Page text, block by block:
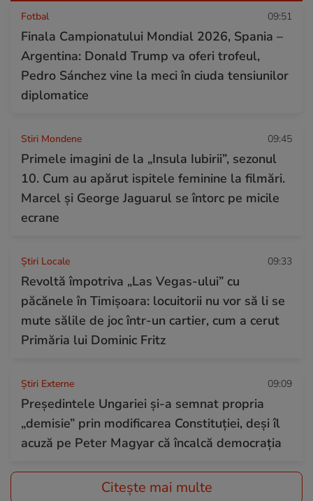
Fotbal 09:51
Finala Campionatului Mondial 2026, Spania –
Argentina: Donald Trump va oferi trofeul,
Pedro Sánchez vine la meci în ciuda tensiunilor
diplomatice
Stiri Mondene 09:45
Primele imagini de la „Insula Iubirii”, sezonul
10. Cum au apărut ispitele feminine la filmări.
Marcel și George Jaguarul se întorc pe micile
ecrane
Știri Locale 09:33
Revoltă împotriva „Las Vegas-ului” cu
păcănele în Timișoara: locuitorii nu vor să li se
mute sălile de joc într-un cartier, cum a cerut
Primăria lui Dominic Fritz
Știri Externe 09:09
Președintele Ungariei și-a semnat propria
„demisie” prin modificarea Constituției, deși îl
acuză pe Peter Magyar că încalcă democrația
Citește mai multe